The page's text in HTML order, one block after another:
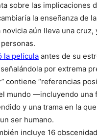
sobre las implicaciones
la enseñanza de
aún lleva una
la película antes de su
por extrema
contiene “referencias
mundo —incluyendo una
y una trama en la
ser humano.
incluye 16